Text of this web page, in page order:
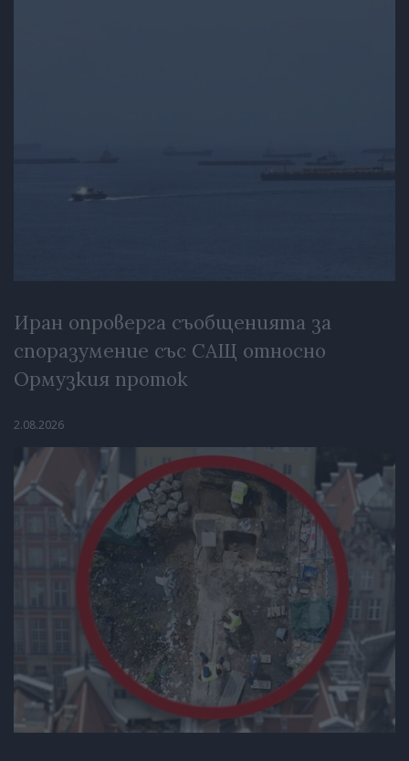
Иран опроверга съобщенията за
споразумение със САЩ относно
Ормузкия проток
2.08.2026